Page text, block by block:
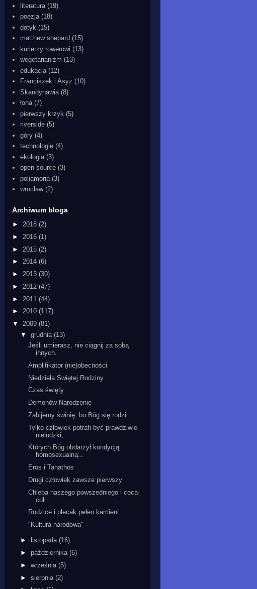
literatura (19)
poezja (18)
dotyk (15)
matthew shepard (15)
kurierzy rowerowi (13)
wegetarianizm (13)
edukacja (12)
Franciszek i Asyż (10)
Skandynawia (8)
łona (7)
pierwszy krzyk (5)
riverside (5)
góry (4)
technologie (4)
ekologia (3)
open source (3)
poliamoria (3)
wrocław (2)
Archiwum bloga
► 2018 (2)
► 2016 (1)
► 2015 (2)
► 2014 (6)
► 2013 (30)
► 2012 (47)
► 2011 (44)
► 2010 (117)
▼ 2009 (81)
▼ grudnia (13)
Jeśli umierasz, nie ciągnij za sobą
innych.
Amplifikator (nie)obecności
Niedziela Świętej Rodziny
Czas święty
Demonów Narodzenie
Zabijemy świnię, bo Bóg się rodzi.
Tylko człowiek potrafi być prawdziwie
nieludzki,
Których Bóg obdarzył kondycją
homosexualną...
Eros i Tanathos
Drugi człowiek zawsze pierwszy
Chleba naszego powszedniego i coca-
coli
Rodzice i plecak pełen kamieni
"Kultura narodowa"
► listopada (16)
► października (6)
► września (5)
► sierpnia (2)